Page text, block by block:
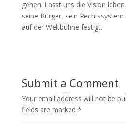
gehen. Lasst uns die Vision
seine Bürger, sein Rechtssystem
auf der Weltbühne festigt.
Submit a Comment
Your email address will not be
fields are marked *